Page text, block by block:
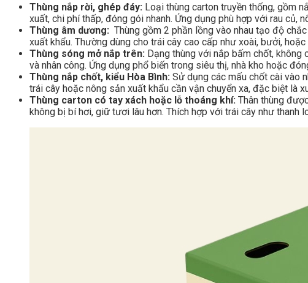
Thùng nắp rời, ghép đáy: Loại thùng carton truyền thống, gồm
xuất, chi phí thấp, đóng gói nhanh. Ứng dụng phù hợp với rau
Thùng âm dương: Thùng gồm 2 phần lồng vào nhau tạo độ
xuất khẩu. Thường dùng cho trái cây cao cấp như xoài, bưởi,
Thùng sóng mở nắp trên: Dạng thùng với nắp bấm chốt, không
và nhân công. Ứng dụng phổ biến trong siêu thị, nhà kho hoặc
Thùng nắp chốt, kiểu Hòa Bình: Sử dụng các mấu chốt cài vào
trái cây hoặc nông sản xuất khẩu cần vận chuyển xa, đặc biệt là
Thùng carton có tay xách hoặc lỗ thoáng khí: Thân thùng
không bị bí hơi, giữ tươi lâu hơn. Thích hợp với trái cây như thanh